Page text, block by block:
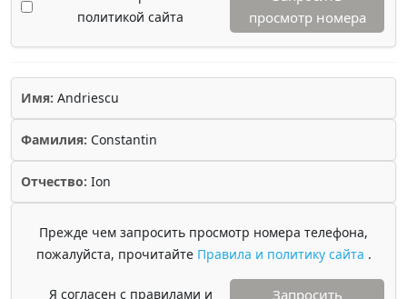
политикой сайта
просмотр номера
Имя: Andriescu
Фамилия: Constantin
Отчество: Ion
Прежде чем запросить просмотр номера телефона,
пожалуйста, прочитайте Правила и политику сайта .
Я согласен с правилами и
Запросить